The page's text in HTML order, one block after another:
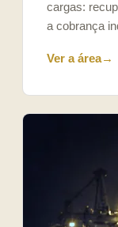
cargas:
a cobrança
Ver a área→